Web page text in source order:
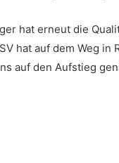
hat erneut die
hat auf dem Weg
auf den Aufstieg